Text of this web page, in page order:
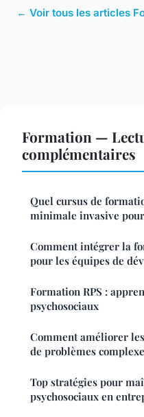
← Voir tous les articles
Formation —
complémentaires
Quel cursus de
minimale invasive
Comment intégrer la
pour les équipes de
Formation RPS :
psychosociaux
Comment améliorer
de problèmes
Top stratégies pour
psychosociaux en